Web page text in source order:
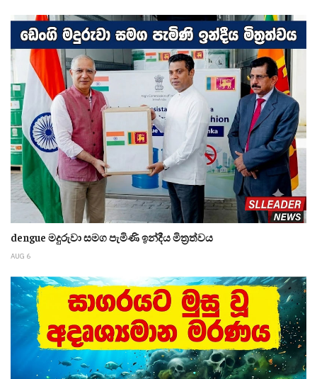
dengue මදුරුවා සමග පැමිණි ඉන්දීය මිත්‍රත්වය
AUG 6